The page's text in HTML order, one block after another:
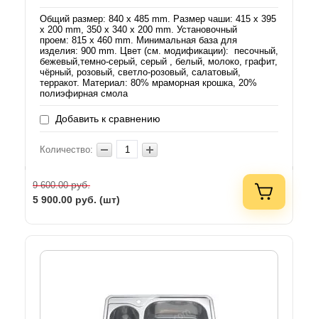
Общий размер: 840 х 485 mm. Размер чаши: 415 х 395
х 200 mm, 350 х 340 х 200 mm. Установочный
проем: 815 х 460 mm. Минимальная база для
изделия: 900 mm. Цвет (см. модификации): песочный,
бежевый,темно-серый, серый , белый, молоко, графит,
чёрный, розовый, светло-розовый, салатовый,
терракот. Материал: 80% мраморная крошка, 20%
полиэфирная смола
Добавить к сравнению
Количество:
9 600.00руб.
5 900.00 руб. (шт)